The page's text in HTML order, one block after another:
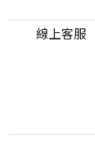
線上客服